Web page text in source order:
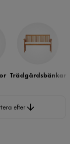
Trädgårdsbänkar
efter